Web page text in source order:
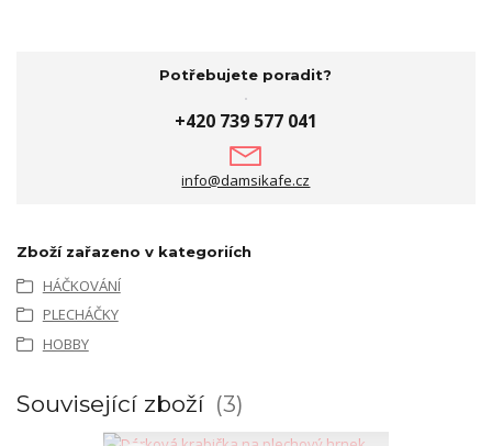
Potřebujete poradit?
+420 739 577 041
info@damsikafe.cz
Zboží zařazeno v kategoriích
HÁČKOVÁNÍ
PLECHÁČKY
HOBBY
Související zboží 3